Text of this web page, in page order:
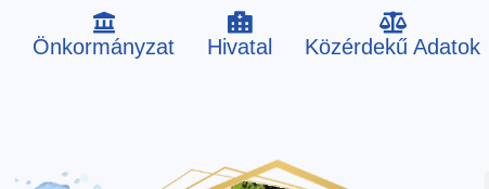
Önkormányzat Hivatal Közérdekű Adatok